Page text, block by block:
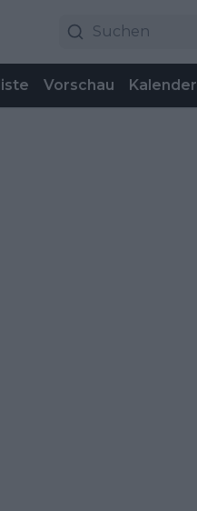
Vorschau Kalender